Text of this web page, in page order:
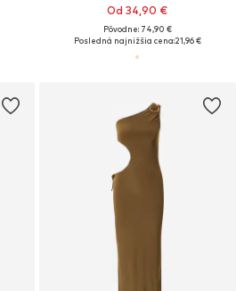
Od 34,90 €
Pôvodne: 74,90 €
Posledná najnižšia cena:21,96 €